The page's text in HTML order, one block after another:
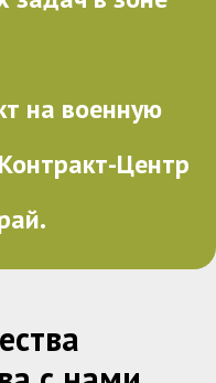
на военную
Центр